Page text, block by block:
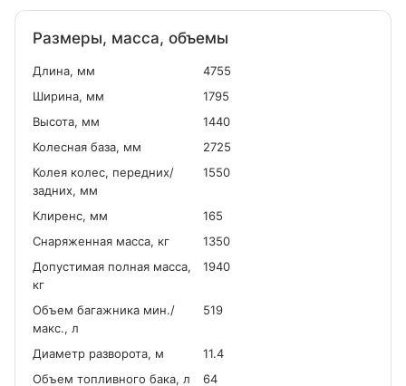
Размеры, масса, объемы
Длина, мм
4755
Ширина, мм
1795
Высота, мм
1440
Колесная база, мм
2725
Колея колес, передних/
задних, мм
1550
Клиренс, мм
165
Снаряженная масса, кг
1350
Допустимая полная масса,
кг
1940
Объем багажника мин./
макс., л
519
Диаметр разворота, м
11.4
Объем топливного бака, л
64